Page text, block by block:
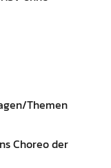
Themen
Choreo der